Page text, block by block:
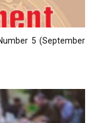
5 (September